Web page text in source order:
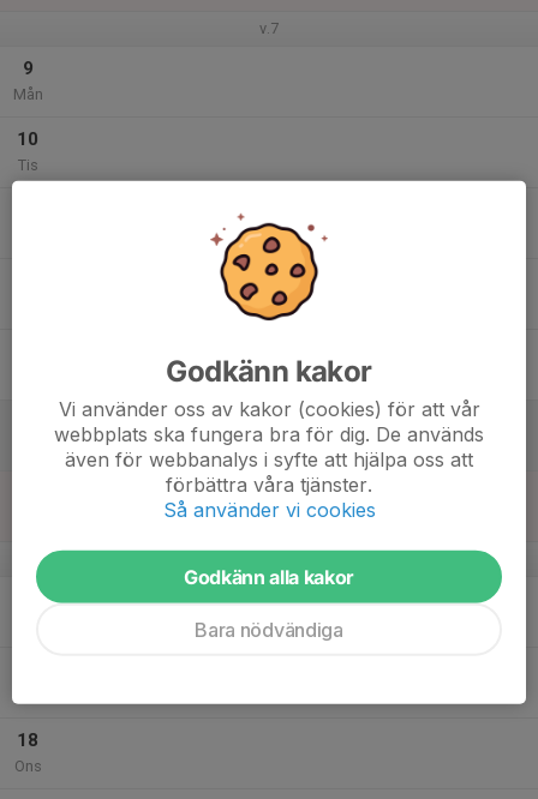
v.7
9
Mån
10
Tis
Gympalek
Gräshagsskolans gymnastiksal
18
Ons
Godkänn kakor
Vi använder oss av kakor (cookies) för att vår
webbplats ska fungera bra för dig. De används
även för webbanalys i syfte att hjälpa oss att
förbättra våra tjänster.
Så använder vi cookies
Godkänn alla kakor
Bara nödvändiga